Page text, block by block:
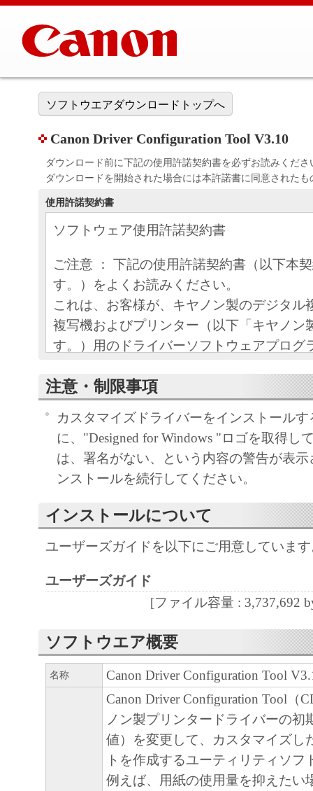
ソフトウエアダウンロードトップへ
Canon Driver Configuration Tool V3.10
ダウンロード前に下記の使用許諾契約書を必ずお読みくださ
ダウンロードを開始された場合には本許諾書に同意された
使用許諾契約書
ソフトウェア使用許諾契約書
ご注意 ： 下記の使用許諾契約書（以下本
す。）をよくお読みください。
これは、お客様が、キヤノン製のデジタル
複写機およびプリンター（以下「キヤノン
す。）用のドライバーソフトウェアプログ
トウェア」と言います。）をご使用になる
の契約書です。
お客様は、『次へ』のボタンをクリックす
書に同意したことになります。お客様が本
きない場合、「本ソフトウェア」を使用す
せん。
１．許諾
(1) キヤノンは、お客様が「キヤノン製品
ソフトウェアプログラムの初期設定を変更
される複数のコンピューターにおいて、「
ア」を使用（本契約書においては、「本ソ
コンピューターの記憶媒体上にインストー
たはコンピューターにおいて表示すること
こと、もしくは実行することのいずれも含
す。）するもしくは委託によりお客様のた
用させるための非独占的権利をお客様に対
す。ただし、前記により第三者に「本ソフ
注意・制限事項
カスタマイズドライバーをインストールす
に、"Designed for Windows "ロゴを取得し
は、署名がない、という内容の警告が表
ンストールを続行してください。
インストールについて
ユーザーズガイドを以下にご用意していま
ユーザーズガイド
[ファイル容量 : 3,737,692
ソフトウエア概要
名称 Canon Driver Configuration Tool
Canon Driver Configuration Tool（
ノン製プリンタードライバーの初
値）を変更して、カスタマイズし
トを作成するユーティリティソフ
例えば、用紙の使用量を抑えたい